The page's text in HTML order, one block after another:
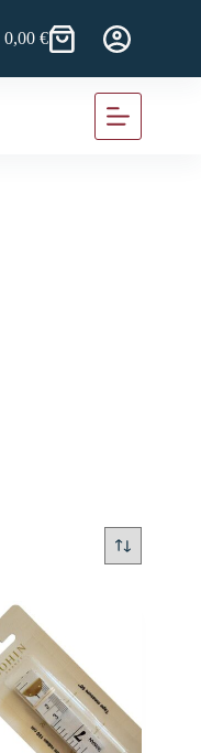
Panier
0,00€